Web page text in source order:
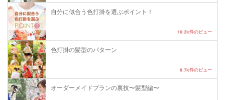
自分に似合う色打掛を選ぶポイント！
10.2k件のビュー
色打掛の髪型のパターン
8.7k件のビュー
オーダーメイドプランの裏技〜髪型編〜